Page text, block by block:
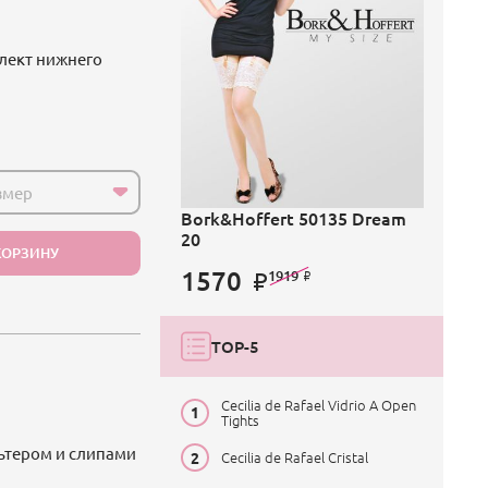
нижнего
и слипами
Bork&Hoffert 50135 Dream
20
1570 1919
TOP-5
Cecilia de Rafael Vidrio A Open
Tights
Cecilia de Rafael Cristal